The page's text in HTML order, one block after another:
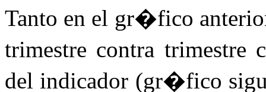
Tanto en el gr�fico
trimestre contra
del indicador (gr�fico